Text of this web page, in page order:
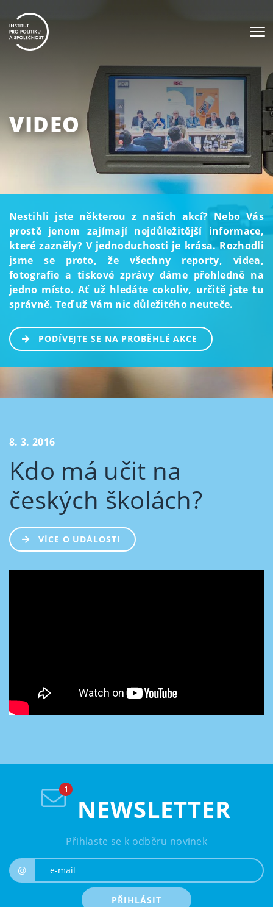
VIDEO
Nestihli jste některou z našich akcí? Nebo Vás
prostě jenom zajímají nejdůležitější informace,
které zazněly? V jednoduchosti je krása. Rozhodli
jsme se proto, že všechny reporty, videa,
fotografie a tiskové zprávy dáme přehledně na
jedno místo. Ať už hledáte cokoliv, určitě jste tu
správně. Teď už Vám nic důležitého neuteče.
PODÍVEJTE SE NA PROBĚHLÉ AKCE
8. 3. 2016
Kdo má učit na
českých školách?
VÍCE O UDÁLOSTI
NEWSLETTER
Přihlaste se k odběru novinek
@
PŘIHLÁSIT